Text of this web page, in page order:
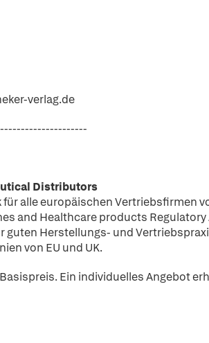
verlag.de
Distributors
alle europäischen Vertriebsfirmen
and Healthcare products Regulatory
guten Herstellungs- und
von EU und UK.
Ein individuelles Angebot